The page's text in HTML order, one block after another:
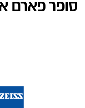
סופר פארם
Footer